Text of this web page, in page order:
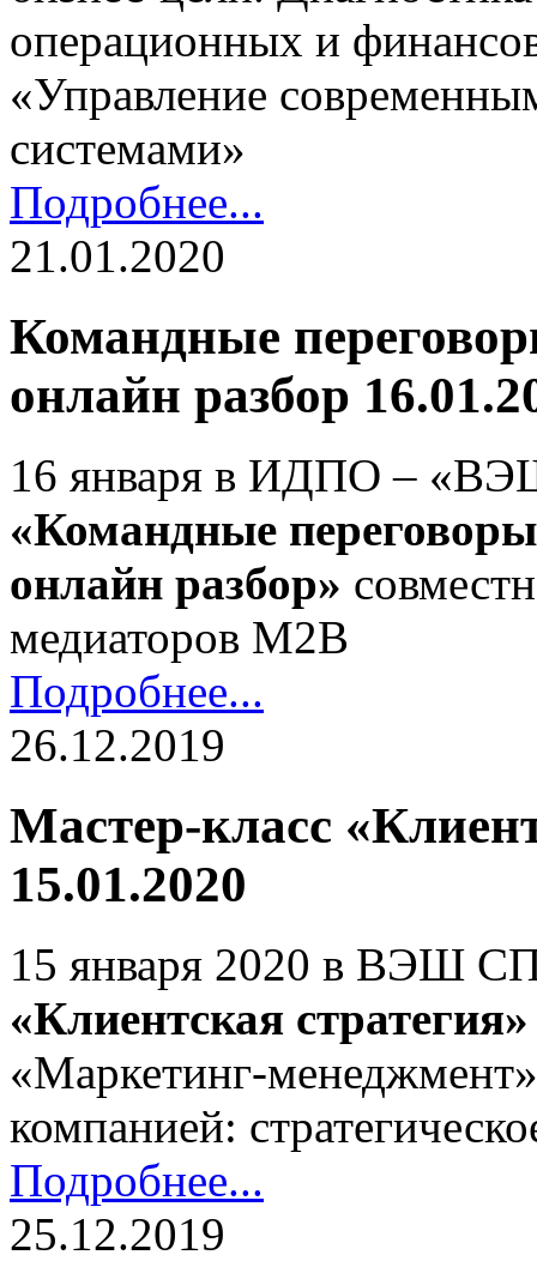
операционных и
«Управление
системами»
Подробнее...
21.01.2020
Командные
онлайн разбор
16 января в ИДПО –
«Командные
онлайн разбор»
медиаторов М2В
Подробнее...
26.12.2019
Мастер-класс
15.01.2020
15 января 2020 в ВЭШ
«Клиентская стратегия»
«Маркетинг-
компанией:
Подробнее...
25.12.2019